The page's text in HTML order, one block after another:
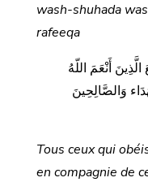
wash-shuhada
rafeeqa
أَنْعَمَ اللّهُ
وَالصَّالِحِينَ
Tous ceux qui
en compagnie de